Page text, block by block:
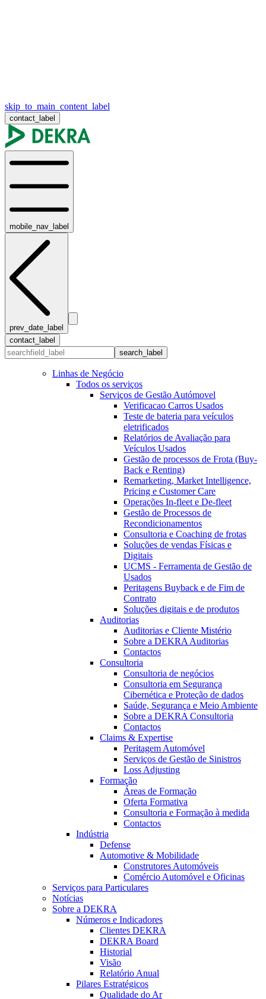
skip_to_main_content_label
contact_label
mobile_nav_label
prev_date_label
contact_label
search_label
Linhas de Negócio
Todos os serviços
Serviços de Gestão Autómovel
Verificacao Carros Usados
Teste de bateria para veículos
eletrificados
Relatórios de Avaliação para
Veículos Usados
Gestão de processos de Frota (Buy-
Back e Renting)
Remarketing, Market Intelligence,
Pricing e Customer Care
Operações In-fleet e De-fleet
Gestão de Processos de
Recondicionamentos
Consultoria e Coaching de frotas
Soluções de vendas Físicas e
Digitais
UCMS - Ferramenta de Gestão de
Usados
Peritagens Buyback e de Fim de
Contrato
Soluções digitais e de produtos
Auditorias
Auditorias e Cliente Mistério
Sobre a DEKRA Auditorias
Contactos
Consultoria
Consultoria de negócios
Consultoria em Segurança
Cibernética e Proteção de dados
Saúde, Segurança e Meio Ambiente
Sobre a DEKRA Consultoria
Contactos
Claims & Expertise
Peritagem Automóvel
Serviços de Gestão de Sinistros
Loss Adjusting
Formação
Áreas de Formação
Oferta Formativa
Consultoria e Formação à medida
Contactos
Indústria
Defense
Automotive & Mobilidade
Construtores Automóveis
Comércio Automóvel e Oficinas
Serviços para Particulares
Notícias
Sobre a DEKRA
Números e Indicadores
Clientes DEKRA
DEKRA Board
Historial
Visão
Relatório Anual
Pilares Estratégicos
Qualidade do Ar